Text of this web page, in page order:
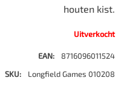
houten kist.
Uitverkocht
EAN:
8716096011524
SKU:
Longfield Games 010208